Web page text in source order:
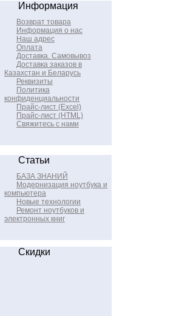
Информация
Возврат товара
Информация о нас
Наш адрес
Оплата
Доставка. Самовывоз
Доставка заказов в
Казахстан и Беларусь
Реквизиты
Политика
конфиденциальности
Прайс-лист (Excel)
Прайс-лист (HTML)
Свяжитесь с нами
Статьи
БАЗА ЗНАНИЙ
Модернизация ноутбука и
компьютера
Новые технологии
Ремонт ноутбуков и
электронных книг
Скидки